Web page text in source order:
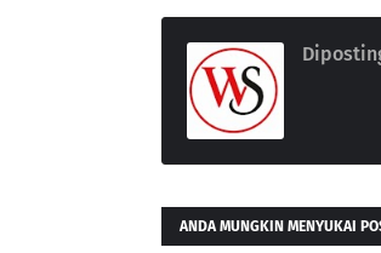
ANDA MUNGKIN MENYUKAI